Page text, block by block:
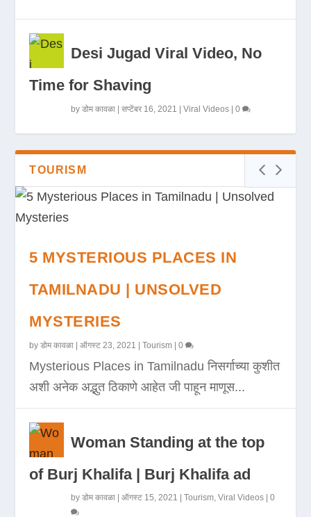
Desi Jugad Viral Video, No
Time for Shaving
byडोम कावळा |सप्टेंबर 16, 2021 |Viral Videos |0
TOURISM
5 MYSTERIOUS PLACES IN
TAMILNADU | UNSOLVED
MYSTERIES
byडोम कावळा |ऑगस्ट 23, 2021 |Tourism |0
Mysterious Places in Tamilnadu निसर्गाच्या कुशीत
अशी अनेक अद्भुत ठिकाणे आहेत जी पाहून माणूस...
Woman Standing at the top
of Burj Khalifa | Burj Khalifa ad
byडोम कावळा |ऑगस्ट 15, 2021 |Tourism ,Viral Videos |0